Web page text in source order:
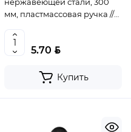
мм, пластмассовая ручка //
5.70 BYN
Купить